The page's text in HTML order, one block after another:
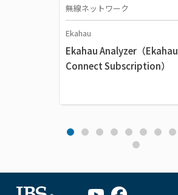
無線ネットワーク
Ekahau
Ekahau Analyzer（Ekahau
Connect Subscription）